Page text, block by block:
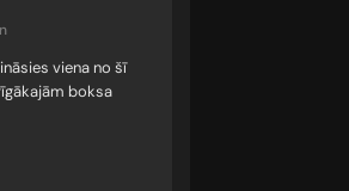
viena no šī
boksa